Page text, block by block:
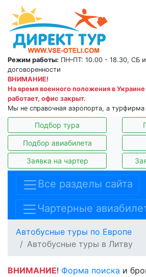
Режим работы: ПН–ПТ: 10.00 - 18.30, СБ
договоренности
ВНИМАНИЕ!
На время военного положения в
работает, офис закрыт.
Мы не справочная аэропорта, а турфирма
Подбор тура
Подбор авиабилета
Заявка на чартер
Все разделы сайта
Чартерные
Автобусные туры по Европе
Автобусные туры в Литву
ВНИМАНИЕ! Форма поиска и